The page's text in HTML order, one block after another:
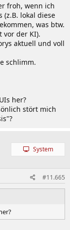
froh, wenn ich
lokal diese
was btw.
vor der KI).
aktuell und voll
schlimm.
her?
stört mich
System
#11.665